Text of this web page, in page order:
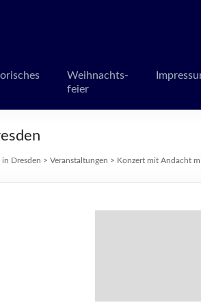
Weihnachts-
feier
Dresden > Veranstaltungen > Konzert mit Andacht